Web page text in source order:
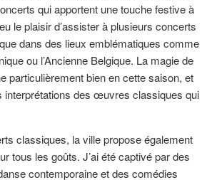
qui apportent une touche festive à
le plaisir d’assister à plusieurs concerts
dans des lieux emblématiques comme
ou l’Ancienne Belgique. La magie de
particulièrement bien en cette saison, et
interprétations des œuvres classiques qui
classiques, la ville propose également
tous les goûts. J’ai été captivé par des
contemporaine et des comédies